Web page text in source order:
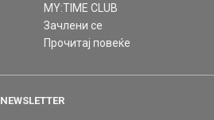
MY:TIME CLUB
Зачлени се
Прочитај повеќе
NEWSLETTER